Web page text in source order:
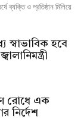
ব্যক্তি ও প্রতিষ্ঠান মিলিয়ে
স্বাভাবিক হবে
রোধে এক
নির্দেশ